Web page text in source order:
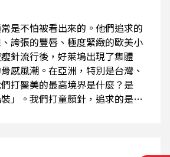
是不怕被看出來的。他們追求的
誇張的豐唇、極度緊緻的歐美小
針流行後，好萊塢出現了集體
骨感風潮。在亞洲，特別是台灣、
打醫美的最高境界是什麼？是
裝」。我們打童顏針，追求的是